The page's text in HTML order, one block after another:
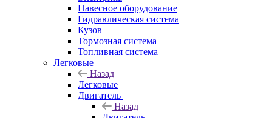
Навесное оборудование
Гидравлическая система
Кузов
Тормозная система
Топливная система
Легковые
Назад
Легковые
Двигатель
Назад